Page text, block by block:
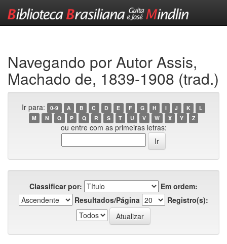
Navegando por Autor Assis,
Machado de, 1839-1908 (trad.)
Ir para: 0-9 A B C D E F G H I J K
L
M
N O P Q R S T U V W X Y Z
ou entre com as primeiras letras:
Classificar por:
Em ordem:
Resultados/Página
Registro(s):